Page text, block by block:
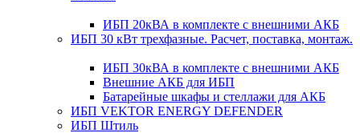
ИБП 20кВА в комплекте с внешними АКБ
ИБП 30 кВт трехфазные. Расчет, поставка, монтаж.
ИБП 30кВА в комплекте с внешними АКБ
Внешние АКБ для ИБП
Батарейные шкафы и стеллажи для АКБ
ИБП VEKTOR ENERGY DEFENDER
ИБП Штиль